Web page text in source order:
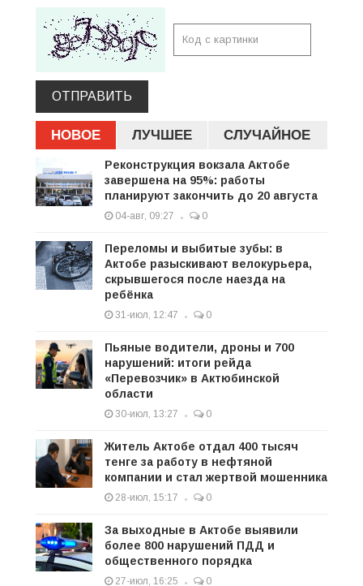
ОТПРАВИТЬ
НОВОЕ ЛУЧШЕЕ СЛУЧАЙНОЕ
Реконструкция вокзала Актобе
завершена на 95%: работы
планируют закончить до 20 августа
04-авг, 09:27 0
Переломы и выбитые зубы: в
Актобе разыскивают велокурьера,
скрывшегося после наезда на
ребёнка
31-июл, 12:47 0
Пьяные водители, дроны и 700
нарушений: итоги рейда
«Перевозчик» в Актюбинской
области
30-июл, 13:27 0
Житель Актобе отдал 400 тысяч
тенге за работу в нефтяной
компании и стал жертвой мошенника
28-июл, 15:17 0
За выходные в Актобе выявили
более 800 нарушений ПДД и
общественного порядка
27-июл, 16:25 0